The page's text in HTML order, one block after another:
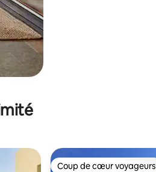
Coup de cœur voyageurs